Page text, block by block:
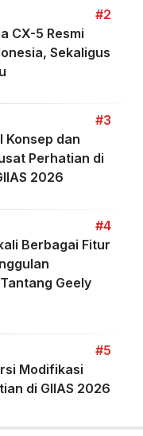
#2
CX-5 Resmi
Sekaligus
#3
Konsep dan
Perhatian di
2026
#4
Berbagai Fitur
Geely
#5
Modifikasi
di GIIAS 2026